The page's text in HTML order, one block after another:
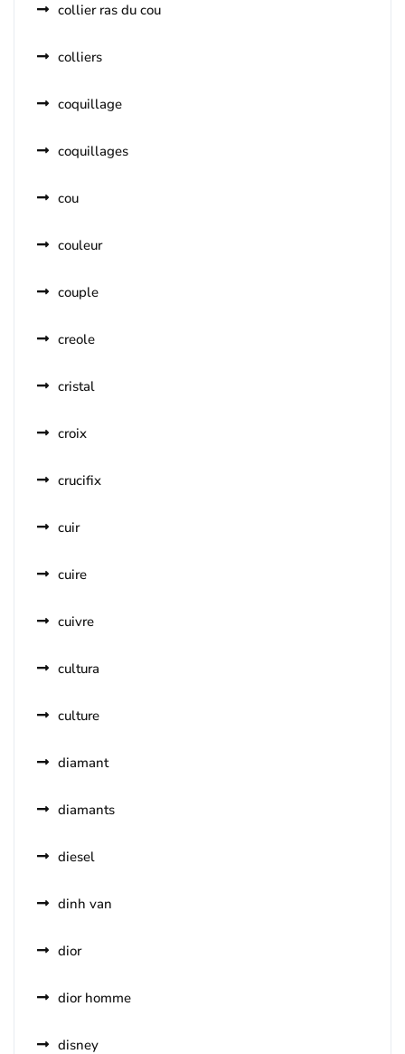
collier ras du cou
colliers
coquillage
coquillages
cou
couleur
couple
creole
cristal
croix
crucifix
cuir
cuire
cuivre
cultura
culture
diamant
diamants
diesel
dinh van
dior
dior homme
disney